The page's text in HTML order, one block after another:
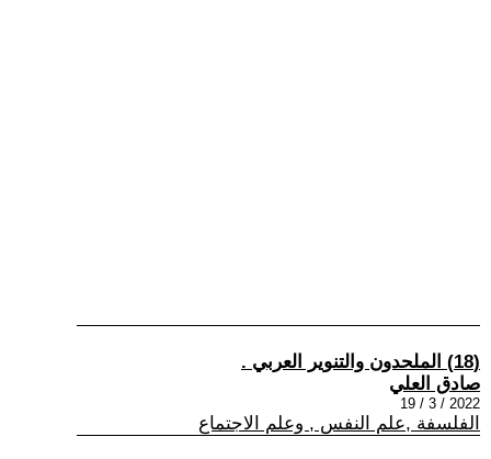
(18) الملحدون والتنوير العربي .
صادق العلي
2022 / 3 / 19
الفلسفة ,علم النفس , وعلم الاجتماع